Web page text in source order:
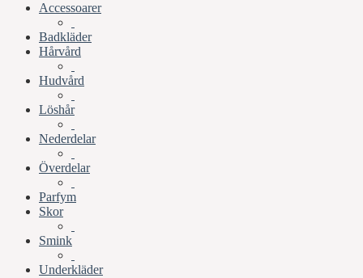
Accessoarer
Badkläder
Hårvård
Hudvård
Löshår
Nederdelar
Överdelar
Parfym
Skor
Smink
Underkläder